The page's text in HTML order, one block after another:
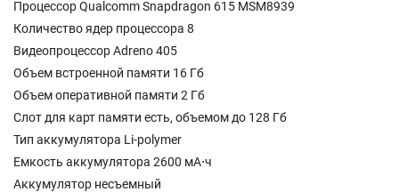
Процессор Qualcomm Snapdragon 615 MSM8939
Количество ядер процессора 8
Видеопроцессор Adreno 405
Объем встроенной памяти 16 Гб
Объем оперативной памяти 2 Гб
Слот для карт памяти есть, объемом до 128 Гб
Тип аккумулятора Li-polymer
Емкость аккумулятора 2600 мА⋅ч
Аккумулятор несъемный